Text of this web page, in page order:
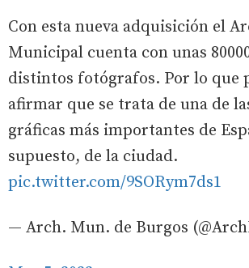
Con esta nueva adquisición el
Municipal cuenta con unas
distintos fotógrafos. Por lo que
afirmar que se trata de una de
gráficas más importantes de
supuesto, de la ciudad.
pic.twitter.com/9SORym7ds1
— Arch. Mun. de Burgos